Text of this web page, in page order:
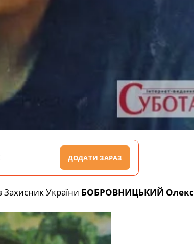
ДОДАТИ ЗАРАЗ
Захисник України БОБРОВНИЦЬКИЙ